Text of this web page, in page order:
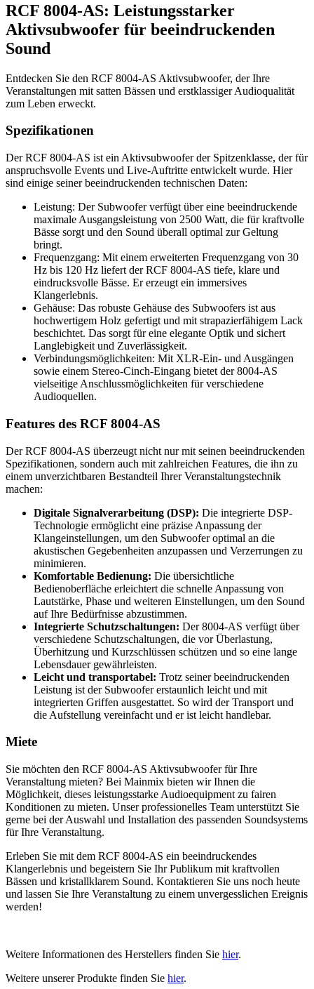
RCF 8004-AS: Leistungsstarker
Aktivsubwoofer für beeindruckenden
Sound
Entdecken Sie den RCF 8004-AS Aktivsubwoofer, der Ihre
Veranstaltungen mit satten Bässen und erstklassiger Audioqualität
zum Leben erweckt.
Spezifikationen
Der RCF 8004-AS ist ein Aktivsubwoofer der Spitzenklasse, der für
anspruchsvolle Events und Live-Auftritte entwickelt wurde. Hier
sind einige seiner beeindruckenden technischen Daten:
Leistung: Der Subwoofer verfügt über eine beeindruckende
maximale Ausgangsleistung von 2500 Watt, die für kraftvolle
Bässe sorgt und den Sound überall optimal zur Geltung
bringt.
Frequenzgang: Mit einem erweiterten Frequenzgang von 30
Hz bis 120 Hz liefert der RCF 8004-AS tiefe, klare und
eindrucksvolle Bässe. Er erzeugt ein immersives
Klangerlebnis.
Gehäuse: Das robuste Gehäuse des Subwoofers ist aus
hochwertigem Holz gefertigt und mit strapazierfähigem Lack
beschichtet. Das sorgt für eine elegante Optik und sichert
Langlebigkeit und Zuverlässigkeit.
Verbindungsmöglichkeiten: Mit XLR-Ein- und Ausgängen
sowie einem Stereo-Cinch-Eingang bietet der 8004-AS
vielseitige Anschlussmöglichkeiten für verschiedene
Audioquellen.
Features des RCF 8004-AS
Der RCF 8004-AS überzeugt nicht nur mit seinen beeindruckenden
Spezifikationen, sondern auch mit zahlreichen Features, die ihn zu
einem unverzichtbaren Bestandteil Ihrer Veranstaltungstechnik
machen:
Digitale Signalverarbeitung (DSP): Die integrierte DSP-
Technologie ermöglicht eine präzise Anpassung der
Klangeinstellungen, um den Subwoofer optimal an die
akustischen Gegebenheiten anzupassen und Verzerrungen zu
minimieren.
Komfortable Bedienung: Die übersichtliche
Bedienoberfläche erleichtert die schnelle Anpassung von
Lautstärke, Phase und weiteren Einstellungen, um den Sound
auf Ihre Bedürfnisse abzustimmen.
Integrierte Schutzschaltungen: Der 8004-AS verfügt über
verschiedene Schutzschaltungen, die vor Überlastung,
Überhitzung und Kurzschlüssen schützen und so eine lange
Lebensdauer gewährleisten.
Leicht und transportabel: Trotz seiner beeindruckenden
Leistung ist der Subwoofer erstaunlich leicht und mit
integrierten Griffen ausgestattet. So wird der Transport und
die Aufstellung vereinfacht und er ist leicht handlebar.
Miete
Sie möchten den RCF 8004-AS Aktivsubwoofer für Ihre
Veranstaltung mieten? Bei Mainmix bieten wir Ihnen die
Möglichkeit, dieses leistungsstarke Audioequipment zu fairen
Konditionen zu mieten. Unser professionelles Team unterstützt Sie
gerne bei der Auswahl und Installation des passenden Soundsystems
für Ihre Veranstaltung.
Erleben Sie mit dem RCF 8004-AS ein beeindruckendes
Klangerlebnis und begeistern Sie Ihr Publikum mit kraftvollen
Bässen und kristallklarem Sound. Kontaktieren Sie uns noch heute
und lassen Sie Ihre Veranstaltung zu einem unvergesslichen Ereignis
werden!
Weitere Informationen des Herstellers finden Sie hier.
Weitere unserer Produkte finden Sie hier.